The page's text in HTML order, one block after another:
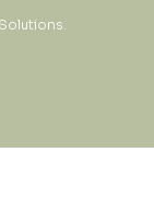
.